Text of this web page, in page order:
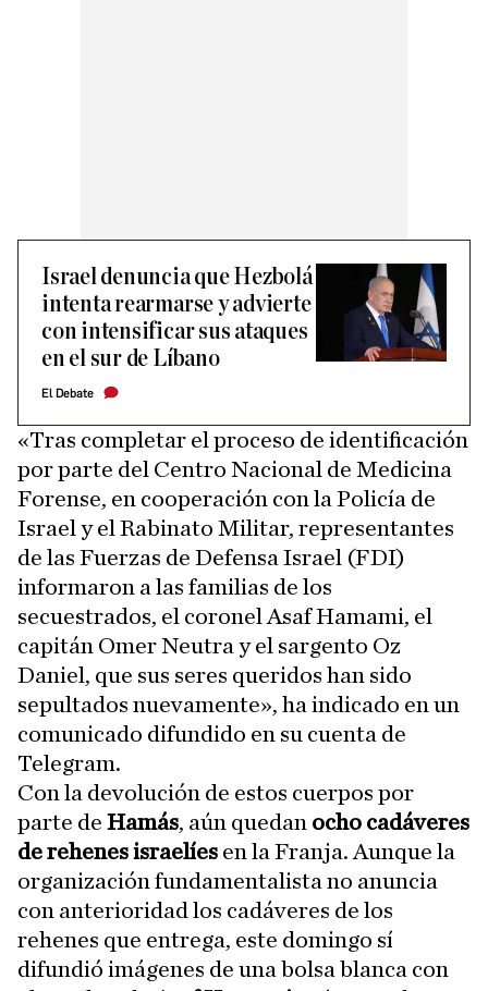
Israel denuncia que Hezbolá
intenta rearmarse y advierte
con intensificar sus ataques
en el sur de Líbano
El Debate
«Tras completar el proceso de identificación
por parte del Centro Nacional de Medicina
Forense, en cooperación con la Policía de
Israel y el Rabinato Militar, representantes
de las Fuerzas de Defensa Israel (FDI)
informaron a las familias de los
secuestrados, el coronel Asaf Hamami, el
capitán Omer Neutra y el sargento Oz
Daniel, que sus seres queridos han sido
sepultados nuevamente», ha indicado en un
comunicado difundido en su cuenta de
Telegram.
Con la devolución de estos cuerpos por
parte de Hamás, aún quedan ocho cadáveres
de rehenes israelíes en la Franja. Aunque la
organización fundamentalista no anuncia
con anterioridad los cadáveres de los
rehenes que entrega, este domingo sí
difundió imágenes de una bolsa blanca con